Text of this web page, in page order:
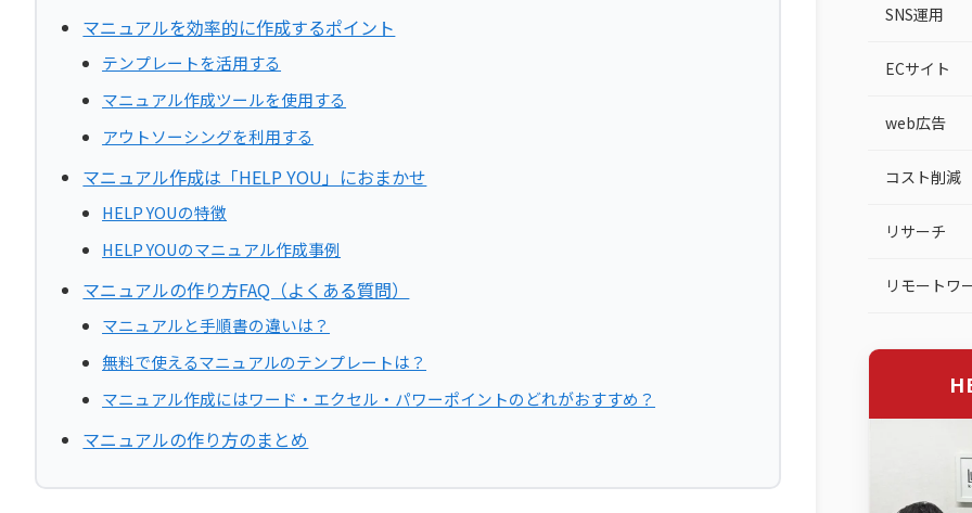
マニュアルを効率的に作成するポイント
テンプレートを活用する
マニュアル作成ツールを使用する
アウトソーシングを利用する
マニュアル作成は「HELP YOU」におまかせ
HELP YOUの特徴
HELP YOUのマニュアル作成事例
マニュアルの作り方FAQ（よくある質問）
マニュアルと手順書の違いは？
無料で使えるマニュアルのテンプレートは？
マニュアル作成にはワード・エクセル・パワーポイントのどれがおすすめ？
マニュアルの作り方のまとめ
SNS運用
ECサイト
web広告
コスト削減
リサーチ
リモートワ